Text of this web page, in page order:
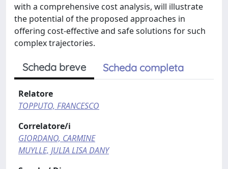
with a comprehensive cost analysis, will illustrate
the potential of the proposed approaches in
offering cost-effective and safe solutions for such
complex trajectories.
Scheda breve Scheda completa
Relatore
TOPPUTO, FRANCESCO
Correlatore/i
GIORDANO, CARMINE
MUYLLE, JULIA LISA DANY